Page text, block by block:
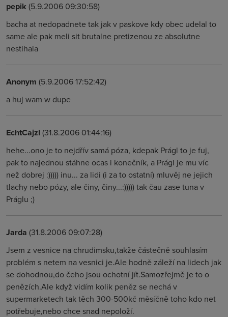
pepik (5.9.2006 09:30:58)
bacha at nedopadnete tak jak v paskove kdy obec udelal to
same ale pak meli sit brutalne pretizenou ze absolutne
nestihala
Anonym (5.9.2006 17:52:42)
a huj wam w dupe
EchtCajzl (31.8.2006 01:44:16)
hehe...ono je to nejdřív samá póza, kdepak Prágl to je fuj,
pak to najednou stáhne ocas i konečník, a Prágl je mu víc
než dobrej :))))) inu... za lidi (i za to ostatní) mluvěj ne jejich
tlachy nebo pózy, ale činy, činy...:))))) tak čau zase tuna v
Práglu ;)
Jarda (31.8.2006 09:07:28)
Jsem z vesnice na chrudimsku,takže částečně souhlasím
problém s netem na vesnici je.Ale hodně záleží na lidech jak
se dohodnou,do čeho jsou ochotní jít.Samozřejmě je to o
penězích.Ale když vidím kolik peněz se nechá v
supermarketech tak těch 300-500kč měsíčně toho kdo net
potřebuje,nebo chce snad nepoloží.